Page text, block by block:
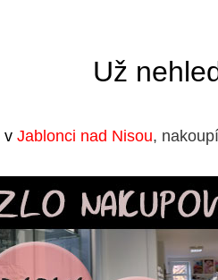
Už
v Jablonci nad Nisou,